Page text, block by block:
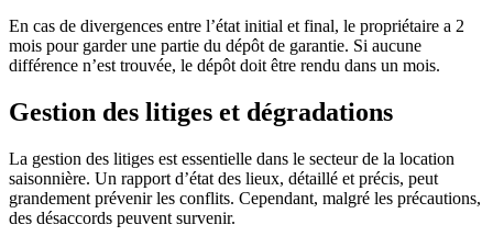
En cas de divergences entre l’état initial et final, le propriétaire a 2
mois pour garder une partie du dépôt de garantie. Si aucune
différence n’est trouvée, le dépôt doit être rendu dans un mois.
Gestion des litiges et dégradations
La gestion des litiges est essentielle dans le secteur de la location
saisonnière. Un rapport d’état des lieux, détaillé et précis, peut
grandement prévenir les conflits. Cependant, malgré les précautions,
des désaccords peuvent survenir.